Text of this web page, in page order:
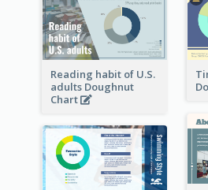
Reading habit of U.S.
adults Doughnut
Chart